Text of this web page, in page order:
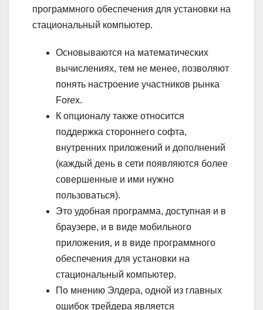
программного обеспечения для установки на
стациональный компьютер.
Основываются на математических
вычислениях, тем не менее, позволяют
понять настроение участников рынка
Forex.
К опционалу также относится
поддержка стороннего софта,
внутренних приложений и дополнений
(каждый день в сети появляются более
совершенные и ими нужно
пользоваться).
Это удобная программа, доступная и в
браузере, и в виде мобильного
приложения, и в виде программного
обеспечения для установки на
стациональный компьютер.
По мнению Элдера, одной из главных
ошибок трейдера является